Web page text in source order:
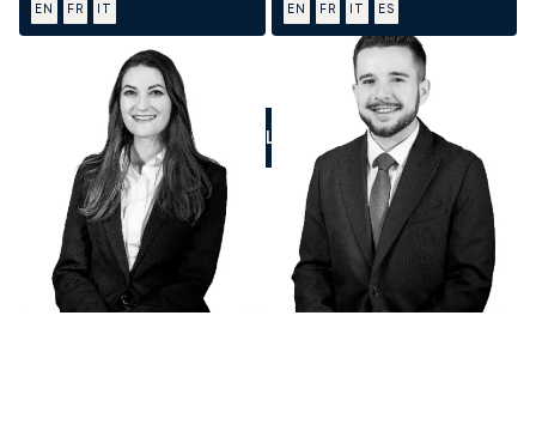
EN FR IT EN FR IT ES
CALL US